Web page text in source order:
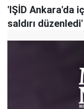
'IŞİD Ankara'da
saldırı düzenledi'